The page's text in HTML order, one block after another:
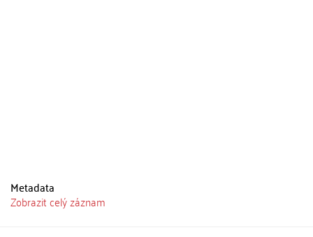
Metadata
Zobrazit celý záznam